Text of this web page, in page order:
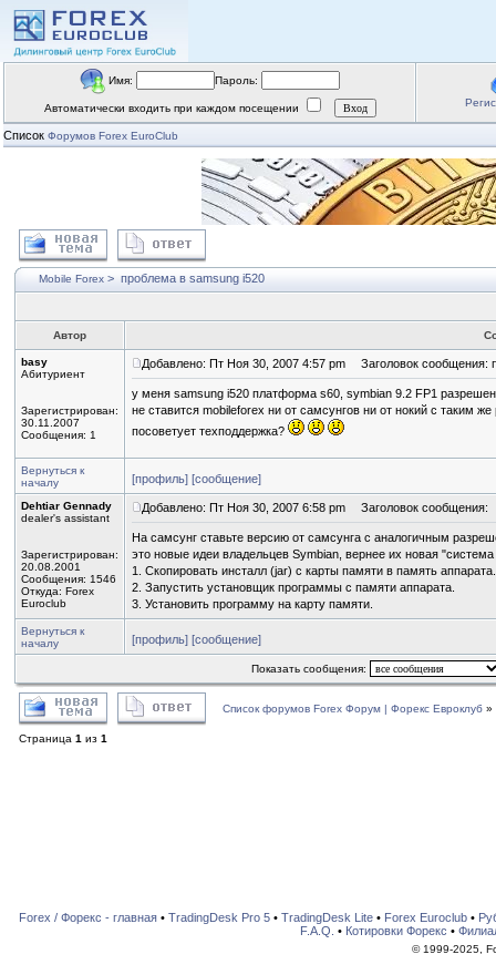
Имя: Пароль:
Автоматически входить при каждом посещении
Список Форумов Forex EuroClub
Mobile Forex > проблема в samsung i520
Автор
basy
Абитуриент
Зарегистрирован:
30.11.2007
Сообщения: 1
Добавлено: Пт Ноя 30, 2007 4:57 pm Заголовок сообщения:
у меня samsung i520 платформа s60, symbian 9.2 FP1
не ставится mobileforex ни от самсунгов ни от нокий с таким
посоветует техподдержка?
Вернуться к
началу
[профиль] [сообщение]
Dehtiar Gennady
dealer's assistant
Зарегистрирован:
20.08.2001
Сообщения: 1546
Откуда: Forex
Euroclub
Добавлено: Пт Ноя 30, 2007 6:58 pm Заголовок сообщения:
На самсунг ставьте версию от самсунга с аналогичным
это новые идеи владельцев Symbian, вернее их новая
1. Скопировать инсталл (jar) с карты памяти в память аппарата.
2. Запустить установщик программы с памяти аппарата.
3. Установить программу на карту памяти.
Вернуться к
началу
[профиль] [сообщение]
Показать сообщения:
Список форумов Forex Форум | Форекс Евроклуб »
Страница 1 из 1
Forex / Форекс - главная• TradingDesk Pro 5• TradingDesk Lite• Forex Euroclub•
F.A.Q. • Котировки Форекс •
© 1999-2025,